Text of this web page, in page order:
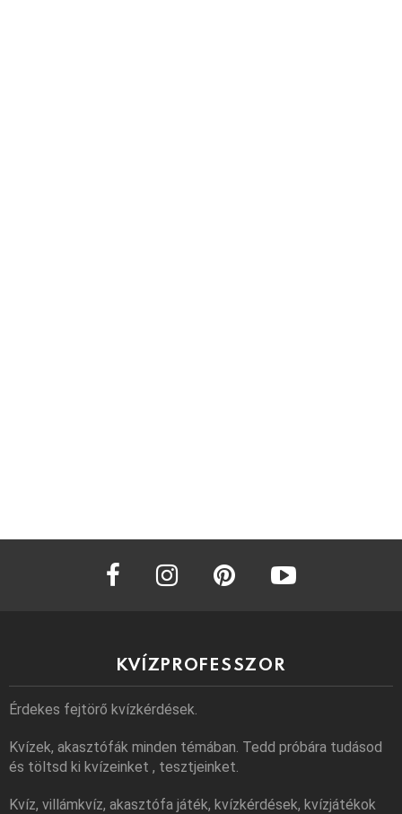
facebook instagram
KVÍZPROFESSZOR
Érdekes fejtörő kvízkérdések.
Kvízek, akasztófák minden témában. Tedd próbára tudásod
és töltsd ki kvízeinket , tesztjeinket.
Kvíz, villámkvíz, akasztófa játék, kvízkérdések, kvízjátékok